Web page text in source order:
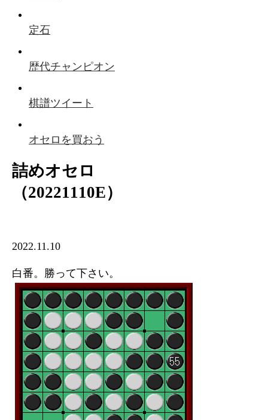
定石
歴代チャンピオン
棋譜ツイート
オセロを買おう
詰めオセロ
（20221110E）
2022.11.10
白番。勝って下さい。